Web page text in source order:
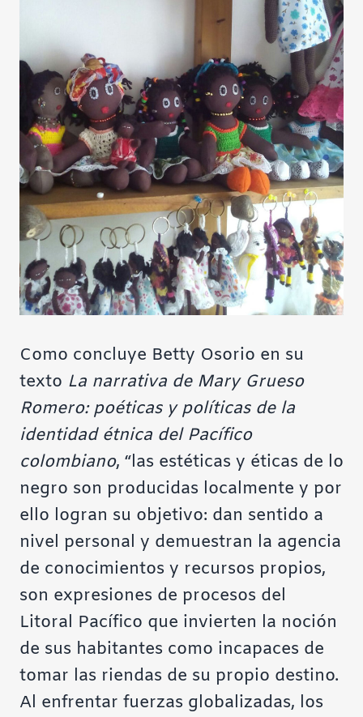
Como concluye Betty Osorio en su
texto La narrativa de Mary Grueso
Romero: poéticas y políticas de la
identidad étnica del Pacífico
colombiano, “las estéticas y éticas de lo
negro son producidas localmente y por
ello logran su objetivo: dan sentido a
nivel personal y demuestran la agencia
de conocimientos y recursos propios,
son expresiones de procesos del
Litoral Pacífico que invierten la noción
de sus habitantes como incapaces de
tomar las riendas de su propio destino.
Al enfrentar fuerzas globalizadas, los